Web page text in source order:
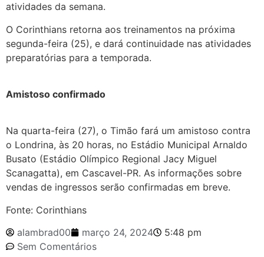
atividades da semana.
O Corinthians retorna aos treinamentos na próxima
segunda-feira (25), e dará continuidade nas atividades
preparatórias para a temporada.
Amistoso confirmado
Na quarta-feira (27), o Timão fará um amistoso contra
o Londrina, às 20 horas, no Estádio Municipal Arnaldo
Busato (Estádio Olímpico Regional Jacy Miguel
Scanagatta), em Cascavel-PR. As informações sobre
vendas de ingressos serão confirmadas em breve.
Fonte: Corinthians
alambrad00
março 24, 2024
5:48 pm
Sem Comentários